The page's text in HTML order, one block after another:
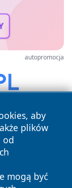
autopromocja
aby
plików
od
mogą być
prawa